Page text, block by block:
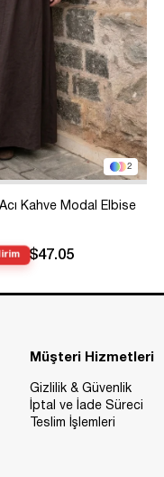
2
Kahve Modal Elbise
$47.05
Müşteri Hizmetleri
Gizlilik & Güvenlik
İptal ve İade Süreci
Teslim İşlemleri